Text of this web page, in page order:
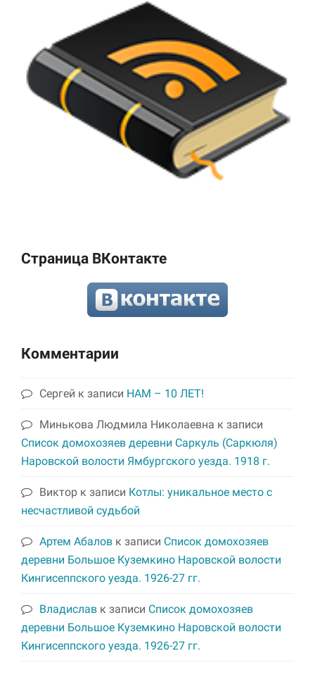
Страница ВКонтакте
Комментарии
Сергей к записи НАМ – 10 ЛЕТ!
Минькова Людмила Николаевна к записи
Список домохозяев деревни Саркуль (Саркюля)
Наровской волости Ямбургского уезда. 1918 г.
Виктор к записи Котлы: уникальное место с
несчастливой судьбой
Артем Абалов к записи Список домохозяев
деревни Большое Куземкино Наровской волости
Кингисеппского уезда. 1926-27 гг.
Владислав к записи Список домохозяев
деревни Большое Куземкино Наровской волости
Кингисеппского уезда. 1926-27 гг.